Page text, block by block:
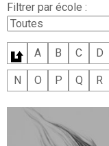
Filtrer par école :
A B C D
N O P Q R